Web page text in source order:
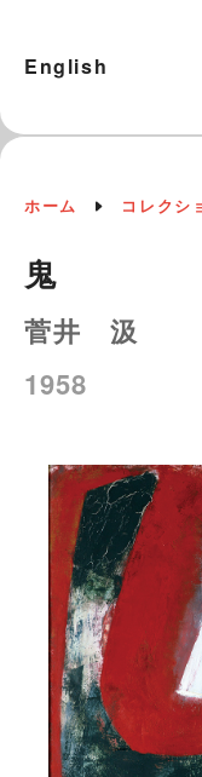
English
ホーム コレクシ
鬼
菅井 汲
1958